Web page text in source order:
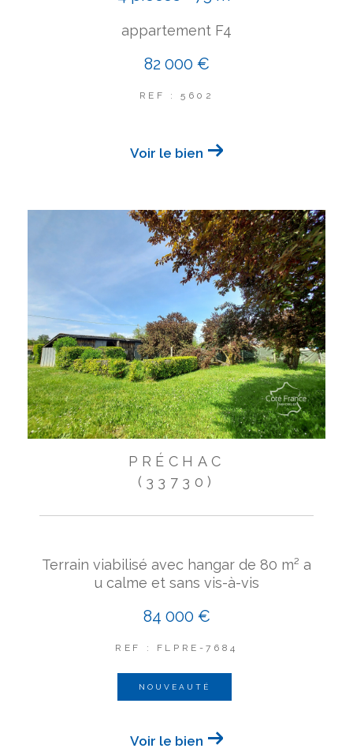
appartement F4
82 000 €
REF : 5602
Voir le bien
PRÉCHAC
(33730)
Terrain viabilisé avec hangar de 80 m² a
u calme et sans vis-à-vis
84 000 €
REF : FLPRE-7684
NOUVEAUTÉ
Voir le bien